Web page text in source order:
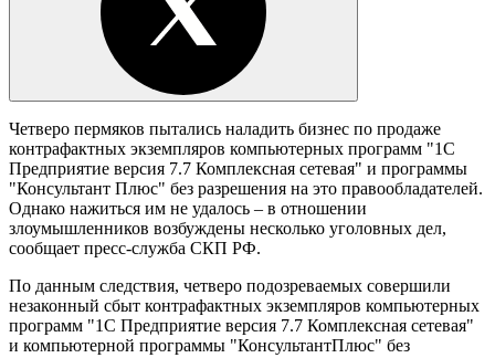
Четверо пермяков пытались наладить бизнес по продаже
контрафактных экземпляров компьютерных программ "1С
Предприятие версия 7.7 Комплексная сетевая" и программы
"Консультант Плюс" без разрешения на это правообладателей.
Однако нажиться им не удалось – в отношении
злоумышленников возбуждены несколько уголовных дел,
сообщает пресс-служба СКП РФ.
По данным следствия, четверо подозреваемых совершили
незаконный сбыт контрафактных экземпляров компьютерных
программ "1С Предприятие версия 7.7 Комплексная сетевая"
и компьютерной программы "КонсультантПлюс" без